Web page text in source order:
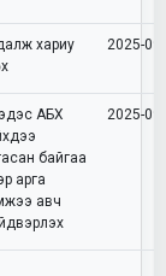
хариу
2025-
АБХ
байгаа
арга
авч
2025-